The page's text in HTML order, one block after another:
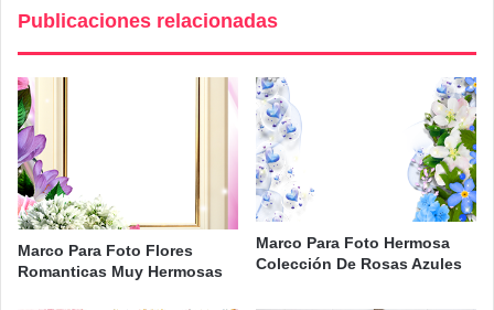
Publicaciones relacionadas
Marco Para Foto Flores
Romanticas Muy Hermosas
Marco Para Foto Hermosa
Colección De Rosas Azules